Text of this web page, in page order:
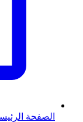
الصفحة